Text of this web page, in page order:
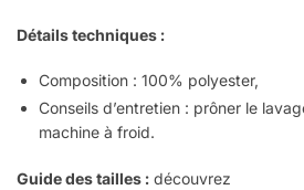
Détails techniques :
Composition : 100% polyester,
Conseils d’entretien : prôner le
machine à froid.
Guide des tailles : découvrez